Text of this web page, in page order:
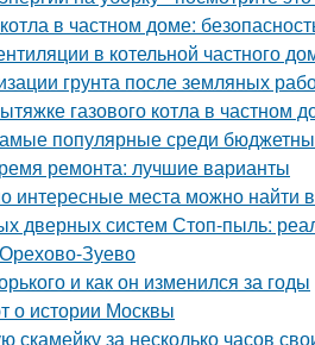
в частном доме:
в котельной частного
грунта после земляных
газового котла в частном
популярные среди
ремонта: лучшие варианты
интересные места можно найти
дверных систем Стоп-пыль:
Зуево
и как он изменился за годы
о истории Москвы
скамейку за несколько часов